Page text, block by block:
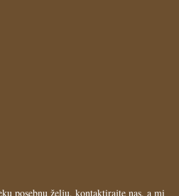
posebnu želju, kontaktirajte nas, a mi